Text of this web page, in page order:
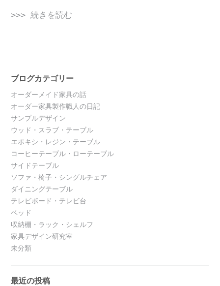
>>> 続きを読む
ブログカテゴリー
オーダーメイド家具の話
オーダー家具製作職人の日記
サンプルデザイン
ウッド・スラブ・テーブル
エポキシ・レジン・テーブル
コーヒーテーブル・ローテーブル
サイドテーブル
ソファ・椅子・シングルチェア
ダイニングテーブル
テレビボード・テレビ台
ベッド
収納棚・ラック・シェルフ
家具デザイン研究室
未分類
最近の投稿